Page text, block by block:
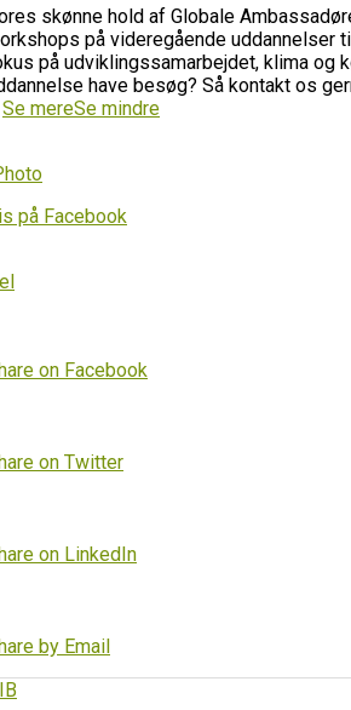
skønne hold af Globale
på videregående uddannelser
på udviklingssamarbejdet, klima og
have besøg? Så kontakt os
Se mereSe mindre
på Facebook
on Facebook
on Twitter
on LinkedIn
by Email